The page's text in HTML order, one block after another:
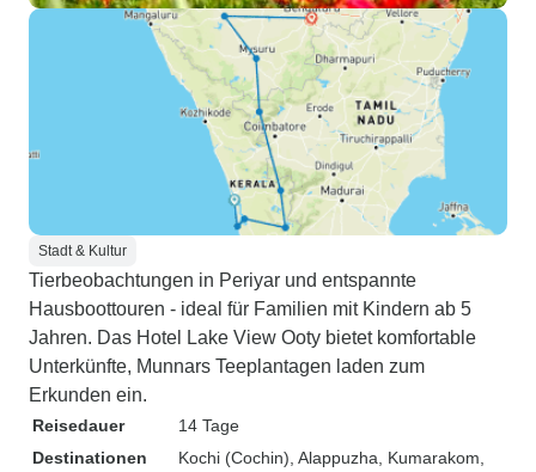
Stadt & Kultur
Tierbeobachtungen in Periyar und entspannte
Hausboottouren - ideal für Familien mit Kindern ab 5
Jahren. Das Hotel Lake View Ooty bietet komfortable
Unterkünfte, Munnars Teeplantagen laden zum
Erkunden ein.
Reisedauer
14 Tage
Destinationen
Kochi (Cochin) , Alappuzha , Kumarakom